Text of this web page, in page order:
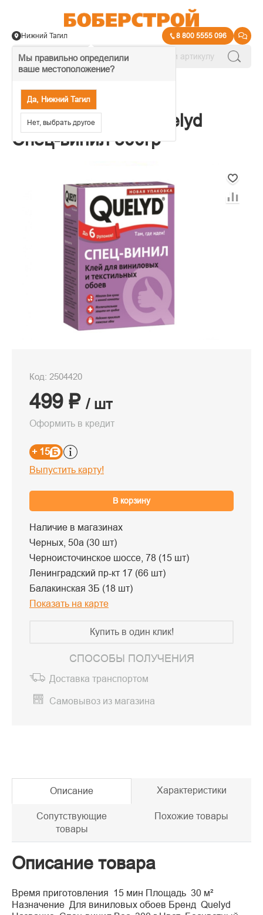
Мы правильно определили
ваше местоположение?
Да, Нижний Тагил
Нет, выбрать другое
Нижний Тагил 8 800 5555 096
Клей для обоев Quelyd
Спец-винил 300гр
Код: 2504420
499 ₽ / шт
Оформить в кредит
+ 15
Выпустить карту!
В корзину
Наличие в магазинах
Черных, 50а (30 шт)
Черноисточинское шоссе, 78 (15 шт)
Ленинградский пр-кт 17 (66 шт)
Балакинская 3Б (18 шт)
Показать на карте
Купить в один клик!
СПОСОБЫ ПОЛУЧЕНИЯ
Доставка транспортом
Самовывоз из магазина
Описание Характеристики
Сопутствующие
товары
Похожие товары
Описание товара
Время приготовления 15 мин Площадь 30 м²
Назначение Для виниловых обоев Бренд Quelyd